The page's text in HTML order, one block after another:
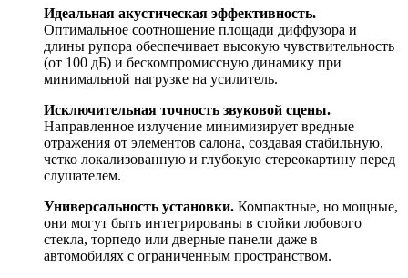
Идеальная акустическая эффективность.
Оптимальное соотношение площади диффузора и
длины рупора обеспечивает высокую чувствительность
(от 100 дБ) и бескомпромиссную динамику при
минимальной нагрузке на усилитель.
Исключительная точность звуковой сцены.
Направленное излучение минимизирует вредные
отражения от элементов салона, создавая стабильную,
четко локализованную и глубокую стереокартину перед
слушателем.
Универсальность установки. Компактные, но мощные,
они могут быть интегрированы в стойки лобового
стекла, торпедо или дверные панели даже в
автомобилях с ограниченным пространством.